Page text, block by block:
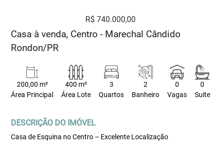
R$ 740.000,00
Casa à venda, Centro - Marechal Cândido
Rondon/PR
200,00 m²
Área Principal
400 m²
Área Lote
3
Quartos
2
Banheiro
0
Vagas
0
Suite
DESCRIÇÃO DO IMÓVEL
Casa de Esquina no Centro – Excelente Localização